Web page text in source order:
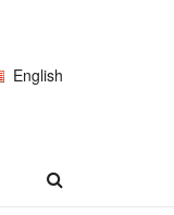
English